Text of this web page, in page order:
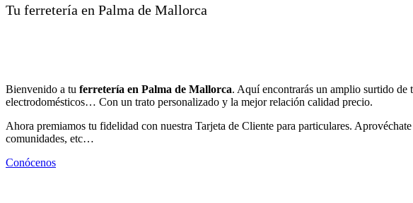
Tu ferretería en Palma de Mallorca
Bienvenido a tu ferretería en Palma de Mallorca. Aquí encontrarás un amplio surtido de
electrodomésticos… Con un trato personalizado y la mejor relación calidad precio.
Ahora premiamos tu fidelidad con nuestra Tarjeta de Cliente para particulares.
comunidades, etc…
Conócenos